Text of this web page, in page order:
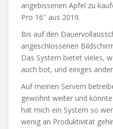
angebissenen Apfel zu
Pro 16″ aus 2019.
Bis auf den
angeschlossenen
Das System bietet vieles,
auch bot, und einiges
Auf meinen Servern
gewohnt weiter und
hat mich ein System so
wenig an Produktivität